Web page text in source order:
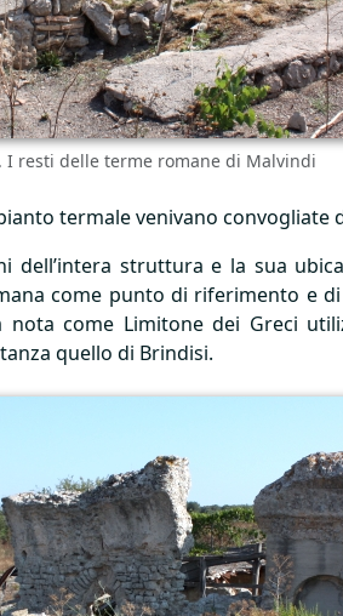
I resti delle terme romane di Malvindi
termale venivano convogliate
dell’intera struttura e la sua
come punto di riferimento e
come Limitone dei Greci
quello di Brindisi.